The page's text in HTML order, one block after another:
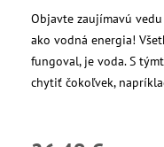
Objavte zaujímavú
ako vodná energia!
fungoval, je voda. S
chytiť čokoľvek,